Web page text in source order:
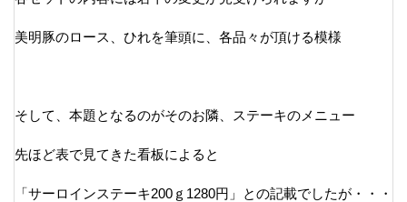
美明豚のロース、ひれを筆頭に、各品々が頂ける模様
そして、本題となるのがそのお隣、ステーキのメニュー
先ほど表で見てきた看板によると
「サーロインステーキ200ｇ1280円」との記載でしたが・・・